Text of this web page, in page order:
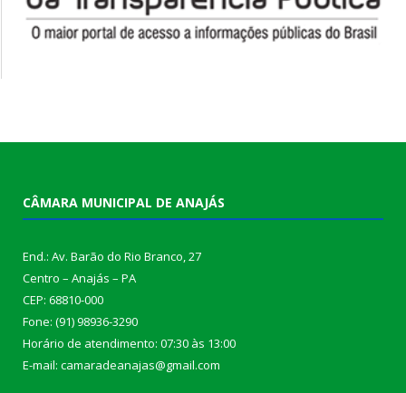
CÂMARA MUNICIPAL DE ANAJÁS
End.: Av. Barão do Rio Branco, 27
Centro – Anajás – PA
CEP: 68810-000
Fone: (91) 98936-3290
Horário de atendimento: 07:30 às 13:00
E-mail: camaradeanajas@gmail.com